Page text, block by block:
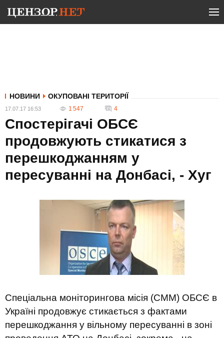
НОВИНИ ОКУПОВАНІ ТЕРИТОРІЇ
17.07.17 16:53 1 547 4
Спостерігачі ОБСЄ
продовжують стикатися з
перешкоджанням у
пересуванні на Донбасі, - Хуг
Спеціальна моніторингова місія (СММ) ОБСЄ в
Україні продовжує стикається з фактами
перешкоджання у вільному пересуванні в зоні